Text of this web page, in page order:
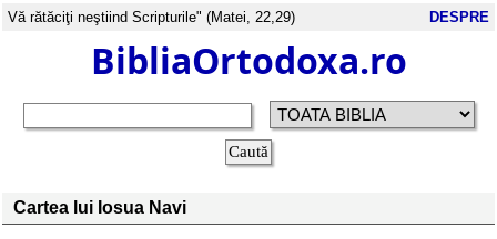
Vă rătăciţi neştiind Scripturile" (Matei, 22,29) DESPRE
BibliaOrtodoxa.ro
Cartea lui Iosua Navi